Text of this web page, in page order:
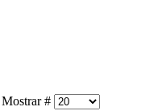
#